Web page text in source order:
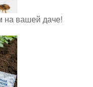
на вашей даче!